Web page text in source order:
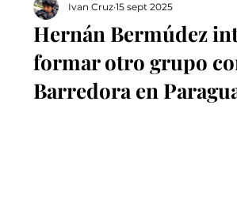
Hernán Bermúdez
formar otro grupo
Barredora en
Ivan Cruz 15 sept 2025